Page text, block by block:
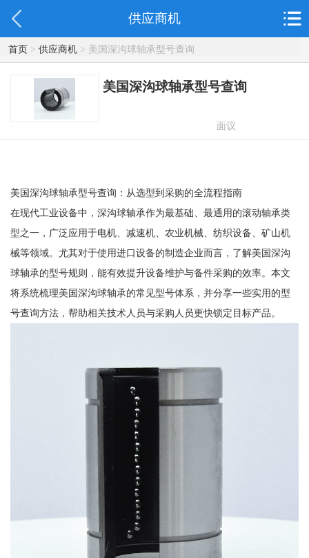
供应商机
首页> 供应商机> 美国深沟球轴承型号查询
美国深沟球轴承型号查询
面议
美国深沟球轴承型号查询：从选型到采购的全流程指南
在现代工业设备中，深沟球轴承作为最基础、最通用的滚动轴承类
型之一，广泛应用于电机、减速机、农业机械、纺织设备、矿山机
械等领域。尤其对于使用进口设备的制造企业而言，了解美国深沟
球轴承的型号规则，能有效提升设备维护与备件采购的效率。本文
将系统梳理美国深沟球轴承的常见型号体系，并分享一些实用的型
号查询方法，帮助相关技术人员与采购人员更快锁定目标产品。